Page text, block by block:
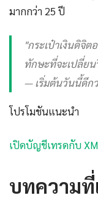
มากกว่า 25 ปี
"กระเป๋าเงินดิจิ
ทักษะที่จะเปลี่ย
— เริ่มต้นวันนี้ดีก
โปรโมชันแนะนำ
เปิดบัญชีเทรดกับ XM
บทความที่